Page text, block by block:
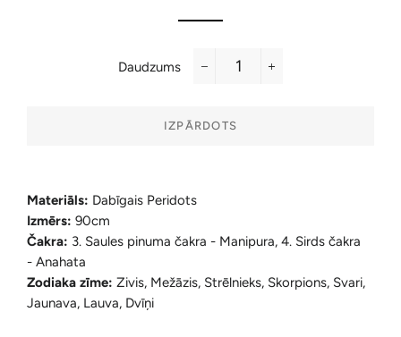
Daudzums
IZPĀRDOTS
Materiāls: Dabīgais Peridots
Izmērs: 90cm
Čakra: 3. Saules pinuma čakra - Manipura, 4. Sirds čakra
- Anahata
Zodiaka zīme: Zivis, Mežāzis, Strēlnieks, Skorpions, Svari,
Jaunava, Lauva, Dvīņi